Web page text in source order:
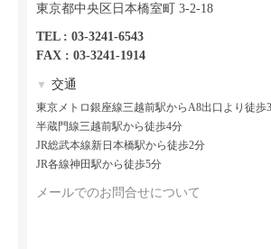
東京都中央区日本橋室町 3-2-18
TEL : 03-3241-6543
FAX : 03-3241-1914
▼ 交通
東京メトロ銀座線三越前駅からA8出口より徒歩
半蔵門線三越前駅から徒歩4分
JR総武本線新日本橋駅から徒歩2分
JR各線神田駅から徒歩5分
メールでのお問合せについて